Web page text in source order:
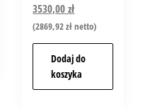
3530,00zł
(2869,92złnetto)
Dodaj do
koszyka